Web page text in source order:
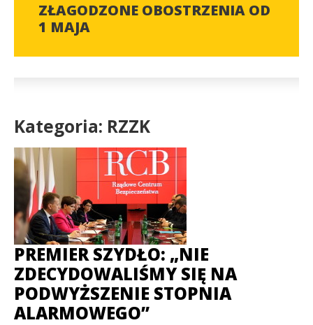
ZŁAGODZONE OBOSTRZENIA OD
1 MAJA
Kategoria: RZZK
PREMIER SZYDŁO: „NIE
ZDECYDOWALIŚMY SIĘ NA
PODWYŻSZENIE STOPNIA
ALARMOWEGO”